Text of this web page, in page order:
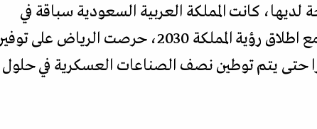
كانت المملكة العربية السعودية سباقة في
تطبيق هذا المبدأ في الشرق الأوسط منذ منتصف التسعينات. ومع اطلاق رؤية المملكة 2030، حرصت الرياض على توفير
حتى يتم توطين نصف الصناعات العسكرية في حلول